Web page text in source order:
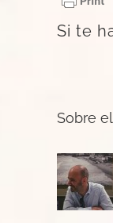
Si te
Sobre